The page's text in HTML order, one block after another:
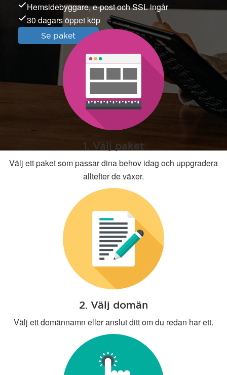
Hemsidebyggare, e-post och SSL ingår
30 dagars öppet köp
Se paket
1. Välj paket
Välj ett paket som passar dina behov idag och uppgradera
alltefter de växer.
2. Välj domän
Välj ett domännamn eller anslut ditt om du redan har ett.